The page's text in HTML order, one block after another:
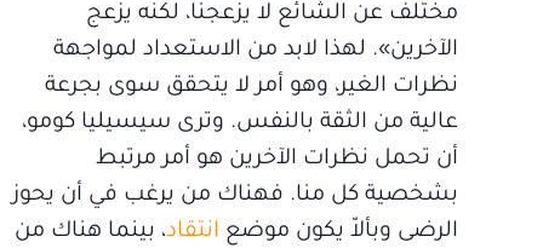
مختلف عن الشائع لا يزعجنا، لكنه يزعج
الآخرين». لهذا لابد من الاستعداد لمواجهة
نظرات الغير، وهو أمر لا يتحقق سوى بجرعة
عالية من الثقة بالنفس. وترى سيسيليا كومو،
أن تحمل نظرات الآخرين هو أمر مرتبط
بشخصية كل منا. فهناك من يرغب في أن يحوز
الرضى وبألاّ يكون موضع انتقاد، بينما هناك من